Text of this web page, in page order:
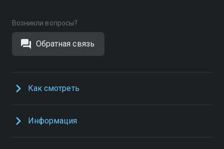
Возникли вопросы?
Обратная связь
Как смотреть
Информация